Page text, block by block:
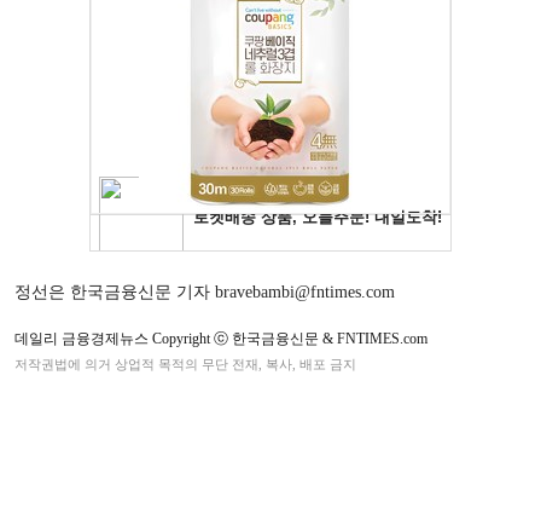
정선은 한국금융신문 기자 bravebambi@fntimes.com
데일리 금융경제뉴스 Copyright ⓒ 한국금융신문 & FNTIMES.com
저작권법에 의거 상업적 목적의 무단 전재, 복사, 배포 금지